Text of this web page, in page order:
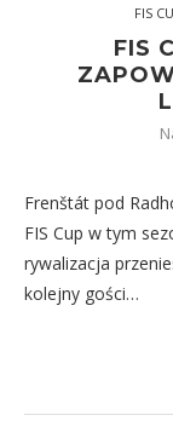
FIS
FIS
Frenštát pod
FIS Cup w tym
rywalizacja
kolejny gości…